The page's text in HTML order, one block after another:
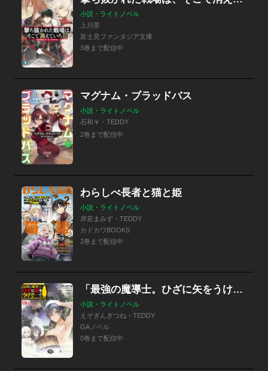
小説・ライトノベル
上川景
富士見ファンタジア文庫
3巻まで配信中
マグナム・ブラッドバス
小説・ライトノベル
石和￥・TEDDY
2巻まで配信中
わらしべ長者と猫と姫
小説・ライトノベル
岸若まみず・TEDDY
カドカワBOOKS
2巻まで配信中
「最強の魔導士。ひざに矢をうけてしまったので田舎の衛兵になる」シリーズ
小説・ライトノベル
えぞぎんぎつね・TEDDY
GAノベル
0巻まで配信中